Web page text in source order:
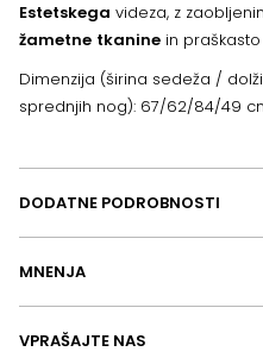
Estetskega videza, z
žametne tkanine in
Dimenzija (širina sedeža /
sprednjih nog): 67/62/84/49
DODATNE PODROBNOSTI
MNENJA
VPRAŠAJTE NAS